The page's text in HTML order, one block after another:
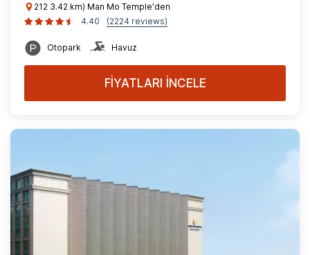
212 3.42 km) Man Mo Temple'den
4.40
(2224 reviews)
Otopark Havuz
FİYATLARI İNCELE